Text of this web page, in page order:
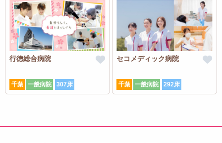
行徳総合病院
千葉 一般病院 307床
セコメディック病院
千葉 一般病院 292床